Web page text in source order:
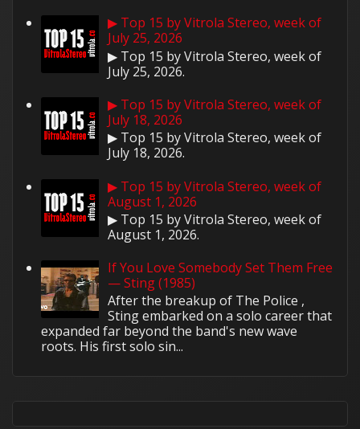
▶ Top 15 by Vitrola Stereo, week of
July 25, 2026
▶ Top 15 by Vitrola Stereo, week of
July 25, 2026.
▶ Top 15 by Vitrola Stereo, week of
July 18, 2026
▶ Top 15 by Vitrola Stereo, week of
July 18, 2026.
▶ Top 15 by Vitrola Stereo, week of
August 1, 2026
▶ Top 15 by Vitrola Stereo, week of
August 1, 2026.
If You Love Somebody Set Them Free
— Sting (1985)
After the breakup of The Police ,
Sting embarked on a solo career that
expanded far beyond the band's new wave
roots. His first solo sin...